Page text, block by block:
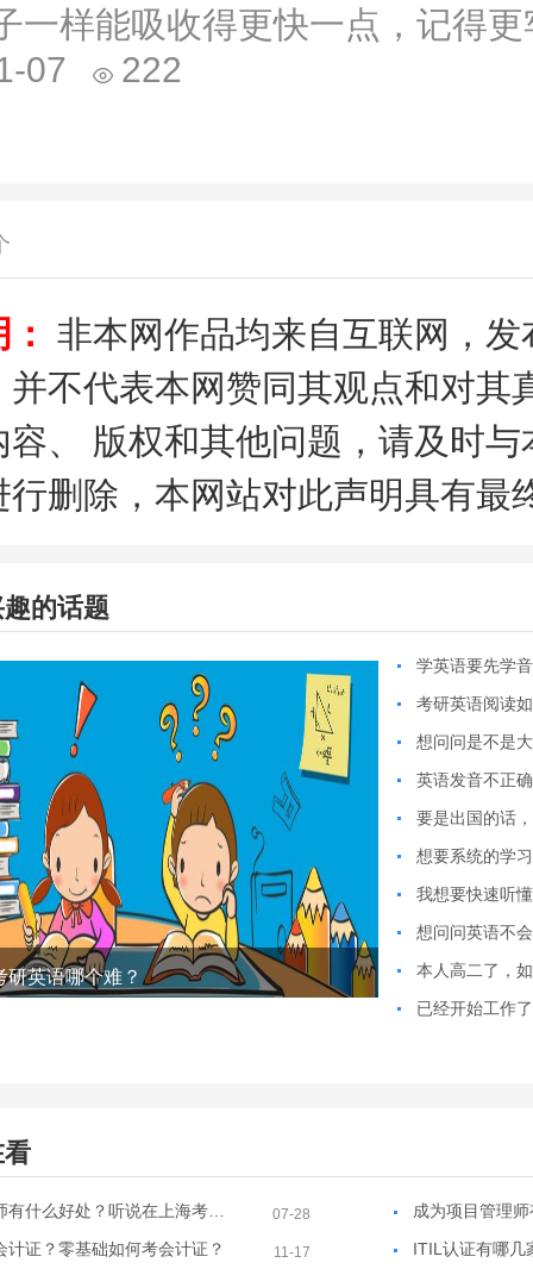
一样能吸收得更快一点，记得
07
222
非本网作品均来自互联网，
并不代表本网赞同其观点和对其
容、 版权和其他问题，请及时
行删除，本网站对此声明具有最
的话题
研英语哪个难？
07-28
计证？零基础如何考会计证？ 11-17 ITIL认证有哪几